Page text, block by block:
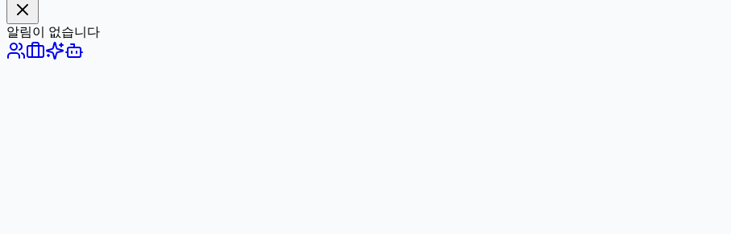
알림이 없습니다